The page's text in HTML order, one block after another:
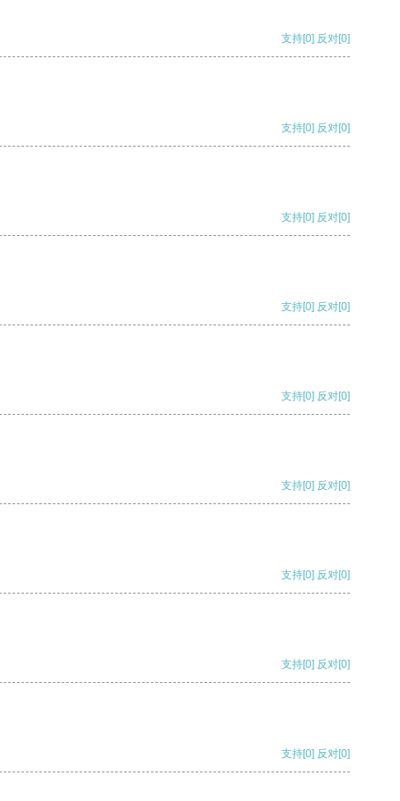
支持[0] 反对[0]
支持[0] 反对[0]
支持[0] 反对[0]
支持[0] 反对[0]
支持[0] 反对[0]
支持[0] 反对[0]
支持[0] 反对[0]
支持[0] 反对[0]
支持[0] 反对[0]